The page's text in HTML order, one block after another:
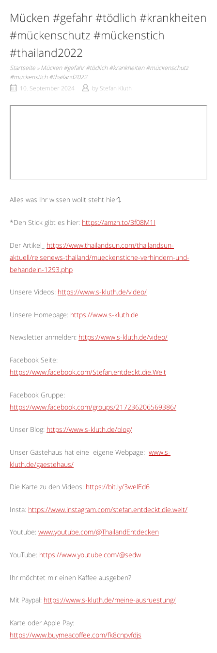
Mücken #gefahr #tödlich #krankheiten
#mückenschutz #mückenstich
#thailand2022
Startseite »Mücken #gefahr #tödlich #krankheiten #mückenschutz
#mückenstich #thailand2022
10. September 2024
by Stefan Kluth
Alles was Ihr wissen wollt steht hier⤵︎
*Den Stick gibt es hier: https://amzn.to/3f08M1I
Der Artikel_ https://www.thailandsun.com/thailandsun-
aktuell/reisenews-thailand/mueckenstiche-verhindern-und-
behandeln-1293.php
Unsere Videos: https://www.s-kluth.de/video/
Unsere Homepage: https://www.s-kluth.de
Newsletter anmelden: https://www.s-kluth.de/video/
Facebook Seite:
https://www.facebook.com/Stefan.entdeckt.die.Welt
Facebook Gruppe:
https://www.facebook.com/groups/217236206569386/
Unser Blog: https://www.s-kluth.de/blog/
Unser Gästehaus hat eine eigene Webpage: www.s-
kluth.de/gaestehaus/
Die Karte zu den Videos: https://bit.ly/3welEd6
Insta: https://www.instagram.com/stefan.entdeckt.die.welt/
Youtube: www.youtube.com/@ThailandEntdecken
YouTube: https://www.youtube.com/@sedw
Ihr möchtet mir einen Kaffee ausgeben?
Mit Paypal: https://www.s-kluth.de/meine-ausruestung/
Karte oder Apple Pay:
https://www.buymeacoffee.com/fk8cnpvfdjs